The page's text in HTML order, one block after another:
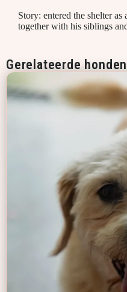
Story: entered the shelter
together with his siblings
Gerelateerde honden